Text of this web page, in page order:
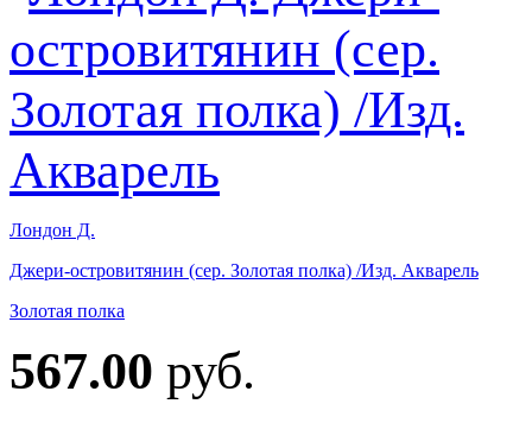
Лондон Д.
Джери-островитянин (сер. Золотая полка) /Изд. Акварель
Золотая полка
567.00 руб.